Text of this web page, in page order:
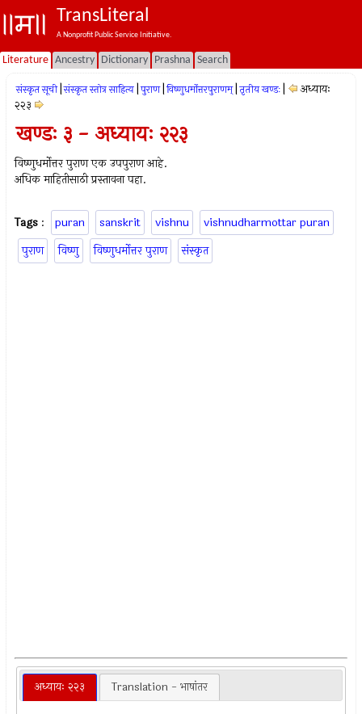
TransLiteral
A Nonprofit Public Service Initiative.
Literature Ancestry Dictionary Prashna Search
संस्कृत सूची संस्कृत स्तोत्र साहित्य पुराण विष्णुधर्मोत्तरपुराणम् तृतीय खण्डः
अध्यायः
२२३
खण्डः ३ - अध्यायः २२३
विष्णुधर्मोत्तर पुराण एक उपपुराण आहे.
अधिक माहितीसाठी प्रस्तावना पहा.
Tags : puran sanskrit vishnu
vishnudharmottar puran
पुराण
विष्णु विष्णुधर्मोत्तर पुराण संस्कृत
अध्यायः २२३ Translation - भाषांतर